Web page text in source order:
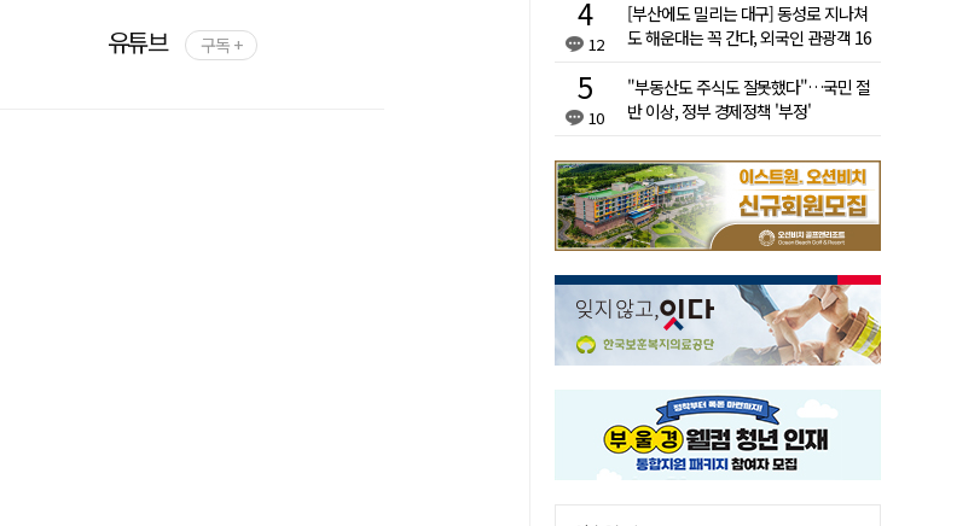
유튜브 구독 + 12
[부산에도 밀리는 대구] 동성로 지나쳐
도 해운대는 꼭 간다, 외국인 관광객 16
10
"부동산도 주식도 잘못했다"…국민 절
반 이상, 정부 경제정책 '부정'